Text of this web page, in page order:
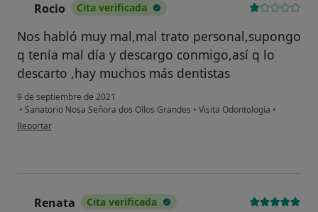
Rocio Cita verificada
Nos habló muy mal,mal trato personal,supongo
q tenía mal día y descargo conmigo,así q lo
descarto ,hay muchos más dentistas
9 de septiembre de 2021
• Sanatorio Nosa Señora dos Ollos Grandes • Visita Odontología •
en opinión del usuario Rocio
Reportar
Renata Cita verificada